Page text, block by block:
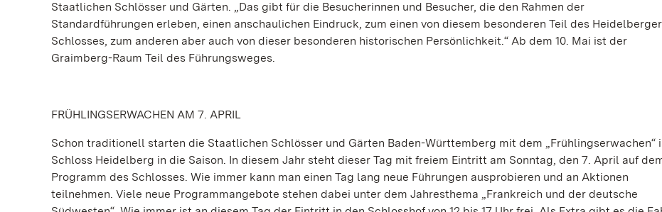
Staatlichen Schlösser und Gärten. „Das gibt für die Besucherinnen und Besucher, die den Rahmen der
Standardführungen erleben, einen anschaulichen Eindruck, zum einen von diesem besonderen Teil des Heidelberger
Schlosses, zum anderen aber auch von dieser besonderen historischen Persönlichkeit.“ Ab dem 10. Mai ist der
Graimberg-Raum Teil des Führungsweges.
FRÜHLINGSERWACHEN AM 7. APRIL
Schon traditionell starten die Staatlichen Schlösser und Gärten Baden-Württemberg mit dem „Frühlingserwachen“
Schloss Heidelberg in die Saison. In diesem Jahr steht dieser Tag mit freiem Eintritt am Sonntag, den 7. April auf
Programm des Schlosses. Wie immer kann man einen Tag lang neue Führungen ausprobieren und an Aktionen
teilnehmen. Viele neue Programmangebote stehen dabei unter dem Jahresthema „Frankreich und der deutsche